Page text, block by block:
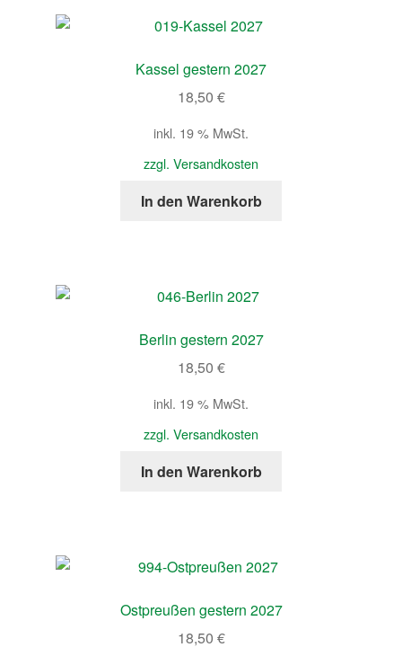
Kassel gestern 2027
18,50 €
inkl. 19 % MwSt.
zzgl. Versandkosten
In den Warenkorb
Berlin gestern 2027
18,50 €
inkl. 19 % MwSt.
zzgl. Versandkosten
In den Warenkorb
Ostpreußen gestern 2027
18,50 €